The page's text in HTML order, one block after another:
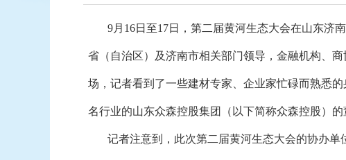
9月16日至17日，第二届黄河生态大会在山东济
省（自治区）及济南市相关部门领导，金融机构、
场，记者看到了一些建材专家、企业家忙碌而熟悉
名行业的山东众森控股集团（以下简称众森控股）的
记者注意到，此次第二届黄河生态大会的协办